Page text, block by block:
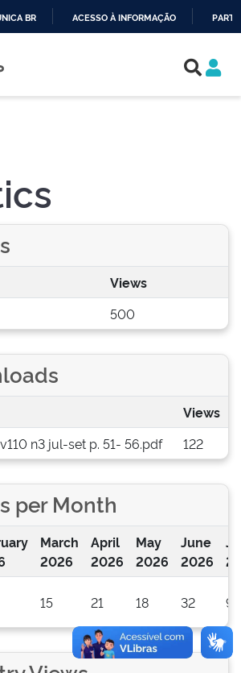
BR ACESSO À INFORMAÇÃO
Views
500
Views
n3 jul-set p. 51- 56.pdf
122
per Month
March
2026
April
2026
May
2026
June
2026
15 21 18 32 9